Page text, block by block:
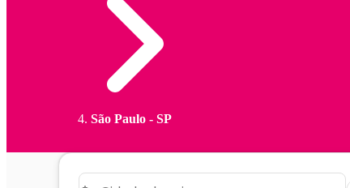
São Paulo - SP